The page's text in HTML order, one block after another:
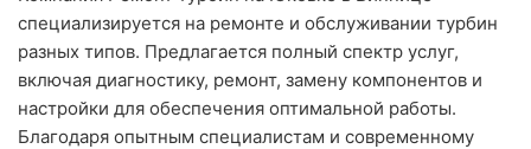
Кропивницкий
Киев
Харьков
специализируется на ремонте и обслуживании турбин
разных типов. Предлагается полный спектр услуг,
включая диагностику, ремонт, замену компонентов и
настройки для обеспечения оптимальной работы.
Благодаря опытным специалистам и современному